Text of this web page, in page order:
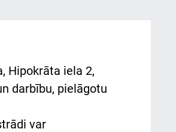
Hipokrāta iela 2,
darbību, pielāgotu
var